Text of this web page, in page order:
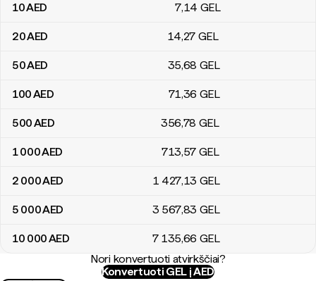
10AED 7,14 GEL
20AED 14,27 GEL
50AED 35,68 GEL
100AED 71,36 GEL
500AED 356,78 GEL
1 000AED 713,57 GEL
2 000AED 1 427,13 GEL
5 000AED 3 567,83 GEL
10 000AED 7 135,66 GEL
Nori konvertuoti atvirkščiai?
Konvertuoti GEL į AED